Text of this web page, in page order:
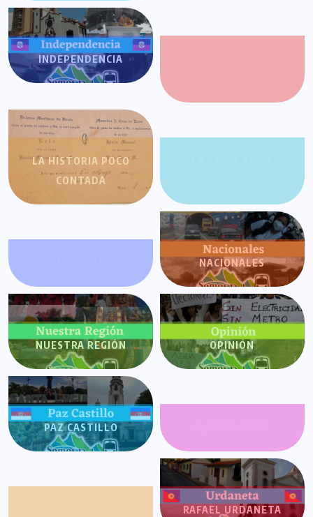
INDEPENDENCIA
LA HISTORIA POCO
CONTADA
NACIONALES
NUESTRA REGIÓN OPINIÓN
PAZ CASTILLO
RAFAEL URDANETA